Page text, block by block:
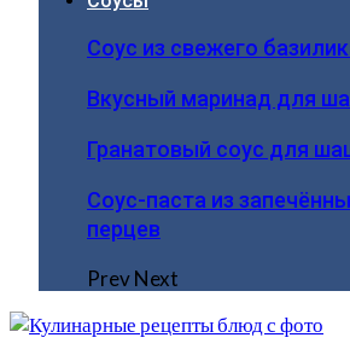
Соус из свежего
Вкусный маринад для
Гранатовый соус для
Соус-паста из
перцев
PrevNext